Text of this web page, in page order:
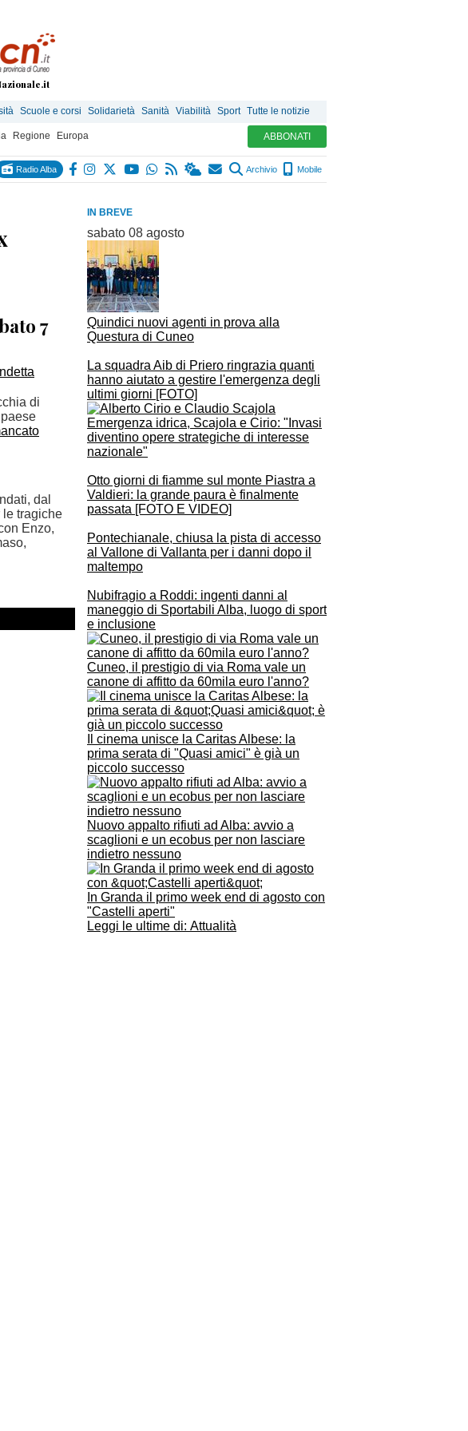
Scuole e corsi Solidarietà Sanità Viabilità Sport Tutte le notizie
Regione Europa ABBONATI
Radio Alba Archivio Mobile
IN BREVE
sabato 08 agosto
Quindici nuovi agenti in prova alla
Questura di Cuneo
La squadra Aib di Priero ringrazia quanti
hanno aiutato a gestire l'emergenza degli
ultimi giorni [FOTO]
Emergenza idrica, Scajola e Cirio: "Invasi
diventino opere strategiche di interesse
nazionale"
Otto giorni di fiamme sul monte Piastra a
Valdieri: la grande paura è finalmente
passata [FOTO E VIDEO]
Pontechianale, chiusa la pista di accesso
al Vallone di Vallanta per i danni dopo il
maltempo
Nubifragio a Roddi: ingenti danni al
maneggio di Sportabili Alba, luogo di sport
e inclusione
Cuneo, il prestigio di via Roma vale un
canone di affitto da 60mila euro l'anno?
Il cinema unisce la Caritas Albese: la
prima serata di "Quasi amici" è già un
piccolo successo
Nuovo appalto rifiuti ad Alba: avvio a
scaglioni e un ecobus per non lasciare
indietro nessuno
In Granda il primo week end di agosto con
"Castelli aperti"
Leggi le ultime di: Attualità
7
di
dal
le tragiche
Enzo,